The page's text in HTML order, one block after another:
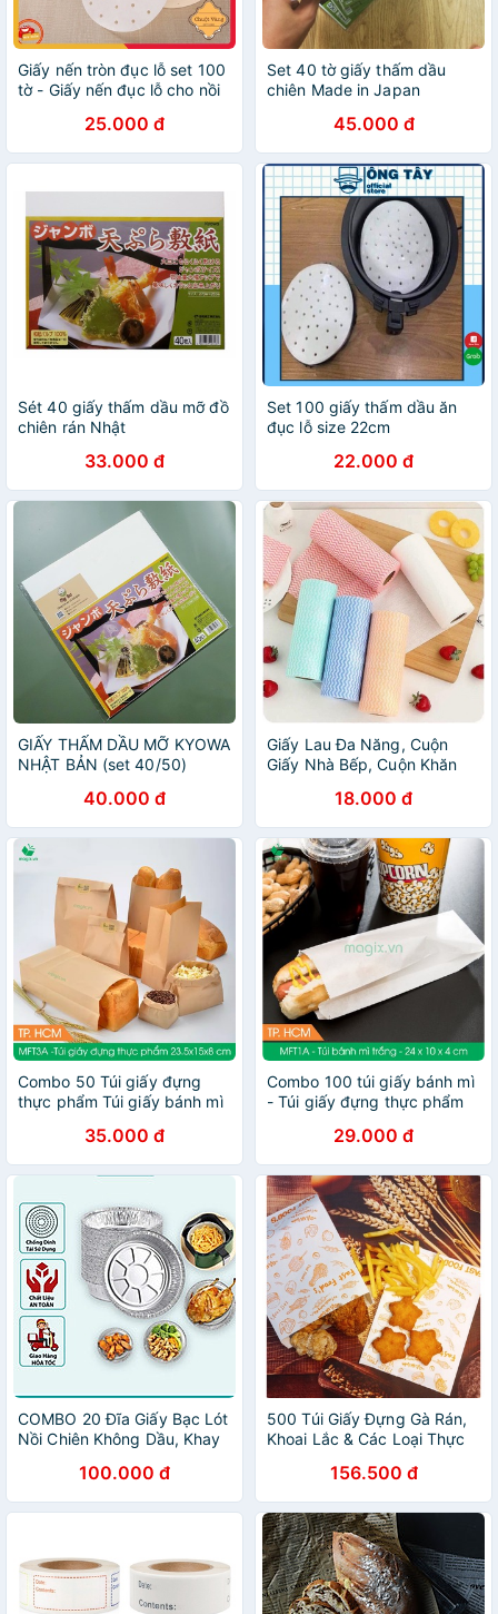
Giấy nến tròn đục lỗ set 100
tờ - Giấy nến đục lỗ cho nồi
25.000 đ
Set 40 tờ giấy thấm dầu
chiên Made in Japan
45.000 đ
Sét 40 giấy thấm dầu mỡ đồ
chiên rán Nhật
33.000 đ
Set 100 giấy thấm dầu ăn
đục lỗ size 22cm
22.000 đ
GIẤY THẤM DẦU MỠ KYOWA
NHẬT BẢN (set 40/50)
40.000 đ
Giấy Lau Đa Năng, Cuộn
Giấy Nhà Bếp, Cuộn Khăn
18.000 đ
Combo 50 Túi giấy đựng
thực phẩm Túi giấy bánh mì
35.000 đ
Combo 100 túi giấy bánh mì
- Túi giấy đựng thực phẩm
29.000 đ
COMBO 20 Đĩa Giấy Bạc Lót
Nồi Chiên Không Dầu, Khay
100.000 đ
500 Túi Giấy Đựng Gà Rán,
Khoai Lắc & Các Loại Thực
14x20x7cm - Giấy Thực
Phẩm Kraft
156.500 đ